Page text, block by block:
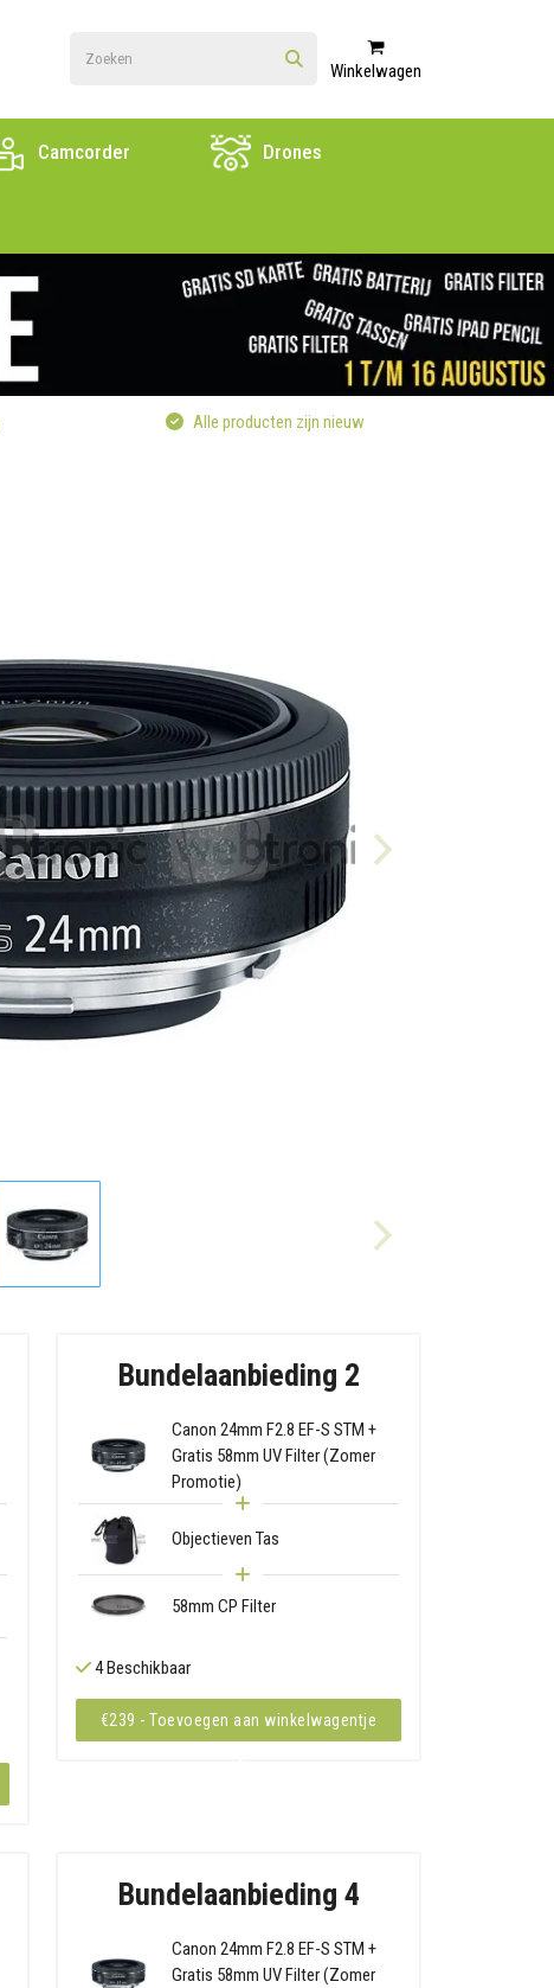
Winkelwagen
Camcorder Drones
Alle producten zijn nieuw
Bundelaanbieding 2
Canon 24mm F2.8 EF-S STM +
Gratis 58mm UV Filter (Zomer
Promotie)
Objectieven Tas
58mm CP Filter
4 Beschikbaar
€239 - Toevoegen aan winkelwagentje
Bundelaanbieding 4
Canon 24mm F2.8 EF-S STM +
Gratis 58mm UV Filter (Zomer